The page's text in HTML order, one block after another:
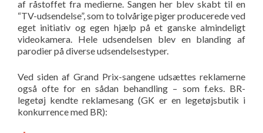
af råstoffet fra medierne. Sangen her blev skabt til en
“TV-udsendelse”, som to tolvårige piger producerede ved
eget initiativ og egen hjælp på et ganske almindeligt
videokamera. Hele udsendelsen blev en blanding af
parodier på diverse udsendelsestyper.
Ved siden af Grand Prix-sangene udsættes reklamerne
også ofte for en sådan behandling – som f.eks. BR-
legetøj kendte reklamesang (GK er en legetøjsbutik i
konkurrence med BR):